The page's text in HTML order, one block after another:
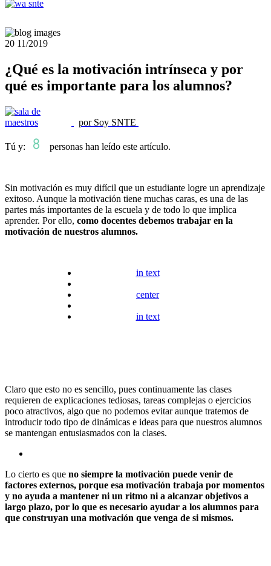
20 11/2019
¿Qué es la motivación intrínseca y por
qué es importante para los alumnos?
por Soy SNTE
Tú y: personas han leído este artículo.
Sin motivación es muy difícil que un estudiante logre un aprendizaje
exitoso. Aunque la motivación tiene muchas caras, es una de las
partes más importantes de la escuela y de todo lo que implica
aprender. Por ello, como docentes debemos trabajar en la
motivación de nuestros alumnos.
in text
center
in text
Claro que esto no es sencillo, pues continuamente las clases
requieren de explicaciones tediosas, tareas complejas o ejercicios
poco atractivos, algo que no podemos evitar aunque tratemos de
introducir todo tipo de dinámicas e ideas para que nuestros alumnos
se mantengan entusiasmados con la clases.
Lo cierto es que no siempre la motivación puede venir de
factores externos, porque esa motivación trabaja por momentos
y no ayuda a mantener ni un ritmo ni a alcanzar objetivos a
largo plazo, por lo que es necesario ayudar a los alumnos para
que construyan una motivación que venga de si mismos.